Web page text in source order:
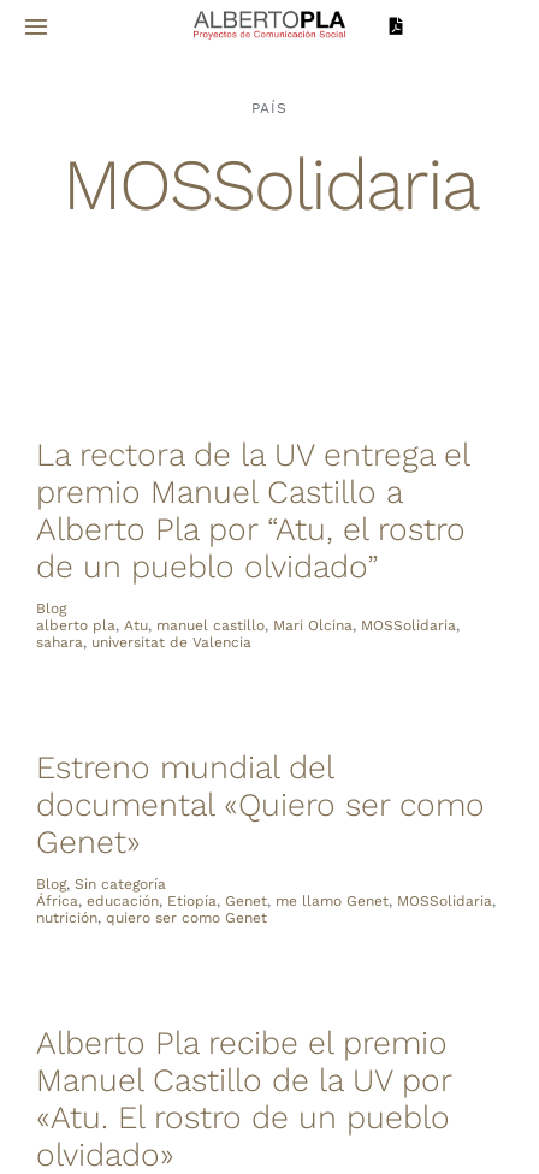
Saltar
Toggle
Inicio
Sobre mí
Contacto
PAÍS
MOSSolidaria
La rectora de la UV entrega el
premio Manuel Castillo a
Alberto Pla por “Atu, el rostro
de un pueblo olvidado”
Blog
alberto pla, Atu, manuel castillo, Mari Olcina, MOSSolidaria,
sahara, universitat de Valencia
Estreno mundial del
documental «Quiero ser como
Genet»
Blog, Sin categoría
África, educación, Etiopía, Genet, me llamo Genet, MOSSolidaria,
nutrición, quiero ser como Genet
Alberto Pla recibe el premio
Manuel Castillo de la UV por
«Atu. El rostro de un pueblo
olvidado»